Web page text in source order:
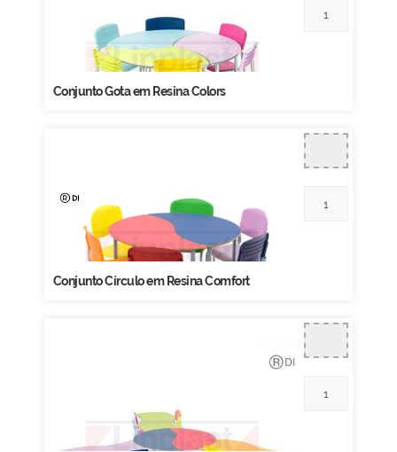
Conjunto Gota em Resina Colors
Conjunto Círculo em Resina Comfort